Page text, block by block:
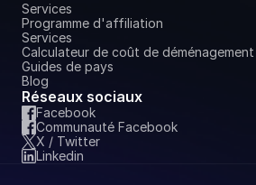
Services
Programme d'affiliation
Services
Calculateur de coût de déménagement
Guides de pays
Blog
Réseaux sociaux
Facebook
Communauté Facebook
X / Twitter
Linkedin